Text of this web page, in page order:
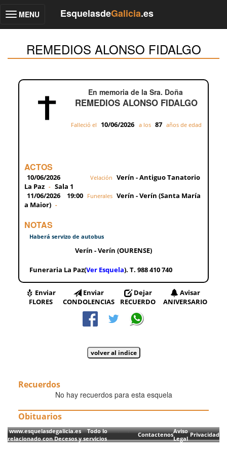
Toggle
MENU EsquelasdeGalicia.es
REMEDIOS ALONSO FIDALGO
En memoria de la Sra. Doña
REMEDIOS ALONSO FIDALGO
Falleció el 10/06/2026 a los 87 años de edad
ACTOS
10/06/2026 Velación Verín - Antiguo Tanatorio
La Paz - Sala 1
11/06/2026
19:00 Funerales Verín - Verín (Santa María
a Maior) -
NOTAS
Haberá servizo de autobus
Verín - Verín (OURENSE)
Funeraria La Paz(Ver Esquela). T. 988 410 740
Enviar
FLORES
Enviar
CONDOLENCIAS
Dejar
RECUERDO
Avisar
ANIVERSARIO
Recuerdos
No hay recuerdos para esta esquela
Obituarios
www.esquelasdegalicia.es Todo lo
relacionado con Decesos y servicios
ContactenosAviso
Legal
Privacidad